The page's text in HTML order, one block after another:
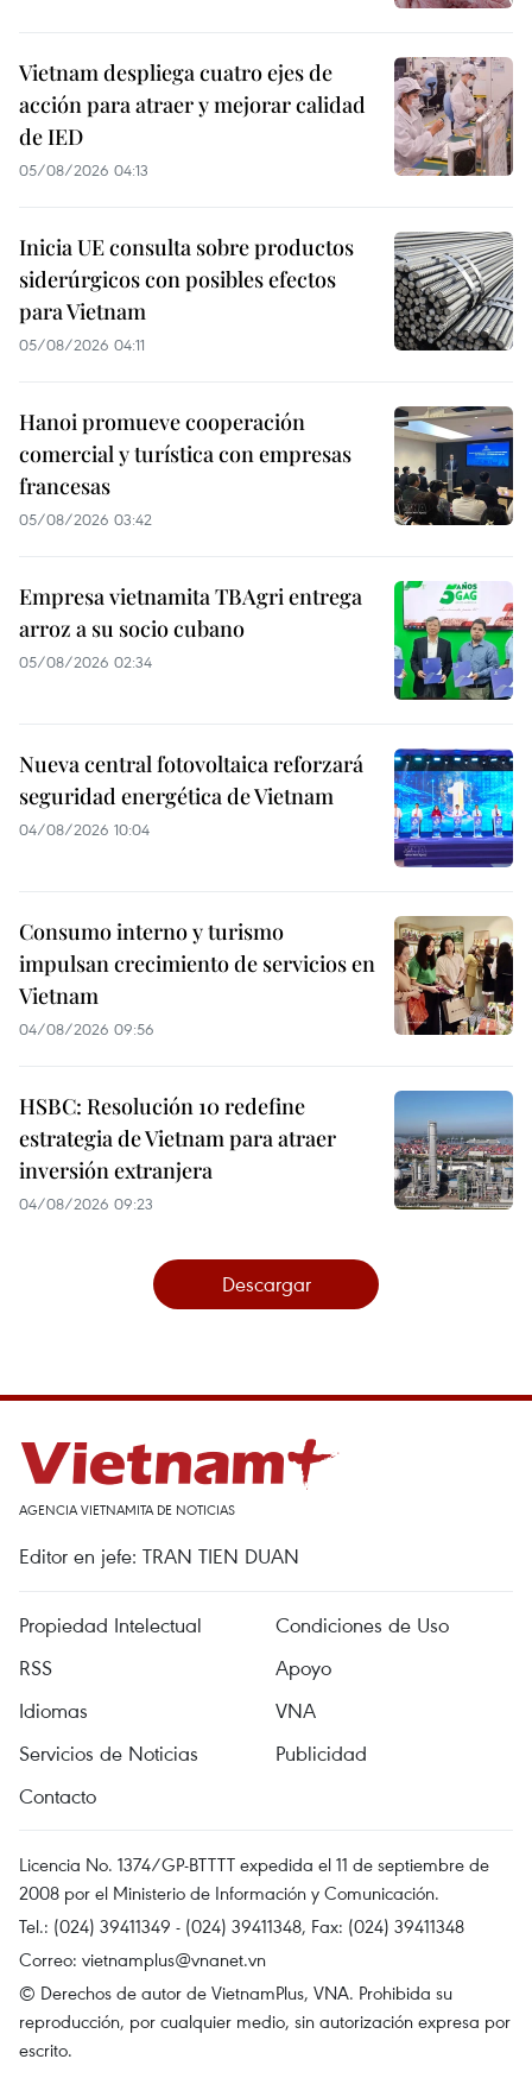
Vietnam despliega cuatro ejes de
acción para atraer y mejorar calidad
de IED
05/08/2026 04:13
Inicia UE consulta sobre productos
siderúrgicos con posibles efectos
para Vietnam
05/08/2026 04:11
Hanoi promueve cooperación
comercial y turística con empresas
francesas
05/08/2026 03:42
Empresa vietnamita TBAgri entrega
arroz a su socio cubano
05/08/2026 02:34
Nueva central fotovoltaica reforzará
seguridad energética de Vietnam
04/08/2026 10:04
Consumo interno y turismo
impulsan crecimiento de servicios en
Vietnam
04/08/2026 09:56
HSBC: Resolución 10 redefine
estrategia de Vietnam para atraer
inversión extranjera
04/08/2026 09:23
Descargar
AGENCIA VIETNAMITA DE NOTICIAS
Editor en jefe: TRAN TIEN DUAN
Propiedad Intelectual
Condiciones de Uso
RSS
Apoyo
Idiomas
VNA
Servicios de Noticias
Publicidad
Contacto
Licencia No. 1374/GP-BTTTT expedida el 11 de septiembre de
2008 por el Ministerio de Información y Comunicación.
Tel.: (024) 39411349 - (024) 39411348, Fax: (024) 39411348
Correo: vietnamplus@vnanet.vn
© Derechos de autor de VietnamPlus, VNA. Prohibida su
reproducción, por cualquier medio, sin autorización expresa por
escrito.